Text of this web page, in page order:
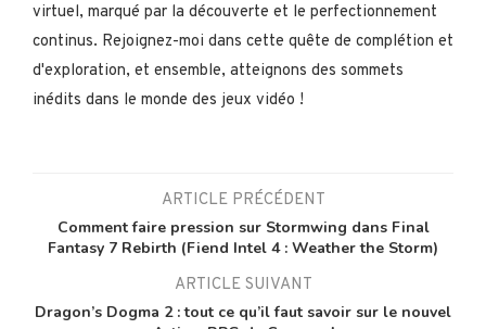
virtuel, marqué par la découverte et le perfectionnement
continus. Rejoignez-moi dans cette quête de complétion et
d'exploration, et ensemble, atteignons des sommets
inédits dans le monde des jeux vidéo !
ARTICLE PRÉCÉDENT
Comment faire pression sur Stormwing dans Final
Fantasy 7 Rebirth (Fiend Intel 4 : Weather the Storm)
ARTICLE SUIVANT
Dragon’s Dogma 2 : tout ce qu’il faut savoir sur le nouvel